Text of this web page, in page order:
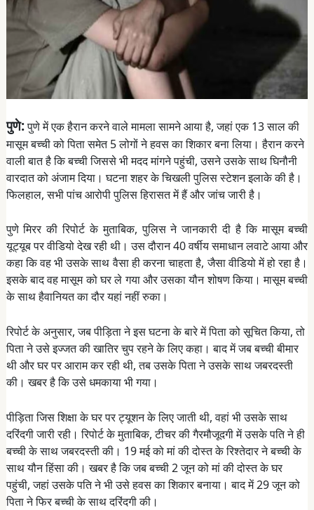
पुणे:पुणे में एक हैरान करने वाले मामला सामने आया है, जहां एक 13 साल की
मासूम बच्ची को पिता समेत 5 लोगों ने हवस का शिकार बना लिया। हैरान करने
वाली बात है कि बच्ची जिससे भी मदद मांगने पहुंची, उसने उसके साथ घिनौनी
वारदात को अंजाम दिया। घटना शहर के चिखली पुलिस स्टेशन इलाके की है।
फिलहाल, सभी पांच आरोपी पुलिस हिरासत में हैं और जांच जारी है।
पुणे मिरर की रिपोर्ट के मुताबिक, पुलिस ने जानकारी दी है कि मासूम बच्ची
यूट्यूब पर वीडियो देख रही थी। उस दौरान 40 वर्षीय समाधान लवाटे आया और
कहा कि वह भी उसके साथ वैसा ही करना चाहता है, जैसा वीडियो में हो रहा है।
इसके बाद वह मासूम को घर ले गया और उसका यौन शोषण किया। मासूम बच्ची
के साथ हैवानियत का दौर यहां नहीं रुका।
रिपोर्ट के अनुसार, जब पीड़िता ने इस घटना के बारे में पिता को सूचित किया, तो
पिता ने उसे इज्जत की खातिर चुप रहने के लिए कहा। बाद में जब बच्ची बीमार
थी और घर पर आराम कर रही थी, तब उसके पिता ने उसके साथ जबरदस्ती
की। खबर है कि उसे धमकाया भी गया।
पीड़िता जिस शिक्षा के घर पर ट्यूशन के लिए जाती थी, वहां भी उसके साथ
दरिंदगी जारी रही। रिपोर्ट के मुताबिक, टीचर की गैरमौजूदगी में उसके पति ने ही
बच्ची के साथ जबरदस्ती की। 19 मई को मां की दोस्त के रिश्तेदार ने बच्ची के
साथ यौन हिंसा की। खबर है कि जब बच्ची 2 जून को मां की दोस्त के घर
पहुंची, जहां उसके पति ने भी उसे हवस का शिकार बनाया। बाद में 29 जून को
पिता ने फिर बच्ची के साथ दरिंदगी की।